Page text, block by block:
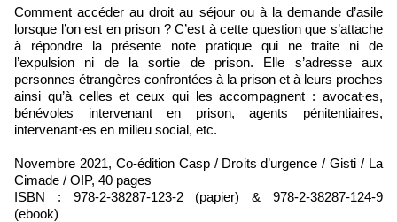
Comment accéder au droit au séjour ou à la demande d’asile
lorsque l’on est en prison ? C’est à cette question que s’attache
à répondre la présente note pratique qui ne traite ni de
l’expulsion ni de la sortie de prison. Elle s’adresse aux
personnes étrangères confrontées à la prison et à leurs proches
ainsi qu’à celles et ceux qui les accompagnent : avocat∙es,
bénévoles intervenant en prison, agents pénitentiaires,
intervenant·es en milieu social, etc.
Novembre 2021, Co-édition Casp / Droits d’urgence / Gisti / La
Cimade / OIP, 40 pages
ISBN : 978-2-38287-123-2 (papier) & 978-2-38287-124-9
(ebook)